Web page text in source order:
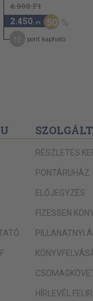
4.900 Ft
2.450 ,-Ft 50
pont kapható
RÉSZLETES
PONTÁRUHÁZ
ELŐJEGYZÉS
FIZESSEN
PILLANATNYI
HÍRLEVÉL